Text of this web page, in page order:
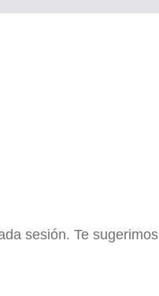
sesión. Te sugerimos